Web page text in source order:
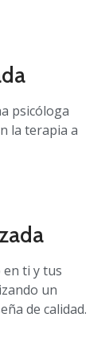
psicóloga
la terapia a
en ti y tus
un
de calidad.